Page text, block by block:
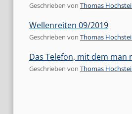
Geschrieben von Thomas
Wellenreiten 09/2019
Geschrieben von Thomas
Das Telefon, mit dem
Geschrieben von Thomas